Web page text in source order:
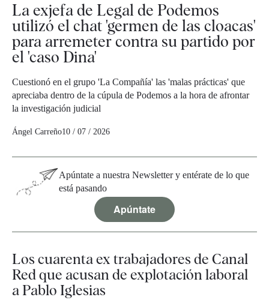
La exjefa de Legal de Podemos
utilizó el chat 'germen de las cloacas'
para arremeter contra su partido por
el 'caso Dina'
Cuestionó en el grupo 'La Compañía' las 'malas prácticas' que
apreciaba dentro de la cúpula de Podemos a la hora de afrontar
la investigación judicial
Ángel Carreño10 / 07 / 2026
Apúntate a nuestra Newsletter y entérate de lo que
está pasando
Apúntate
Los cuarenta ex trabajadores de Canal
Red que acusan de explotación laboral
a Pablo Iglesias